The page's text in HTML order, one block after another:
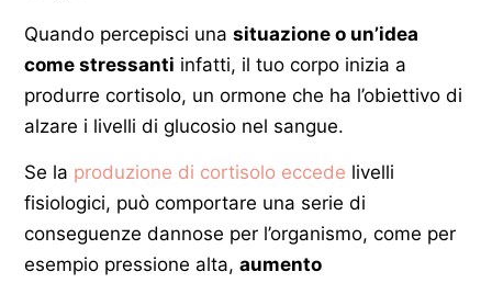
Quando percepisci una situazione o un’idea
come stressanti infatti, il tuo corpo inizia a
produrre cortisolo, un ormone che ha l’obiettivo di
alzare i livelli di glucosio nel sangue.
Se la produzione di cortisolo eccede livelli
fisiologici, può comportare una serie di
conseguenze dannose per l’organismo, come per
esempio pressione alta, aumento